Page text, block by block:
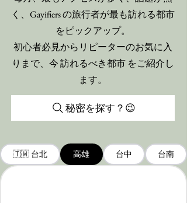
く、Gayifiers の旅行者が最も訪れる都市
をピックアップ。
初心者必見からリピーターのお気に入
りまで、今 訪れるべき都市 をご紹介し
ます。
秘密を探す？😉
🇹🇼 台北 高雄 台中 台南